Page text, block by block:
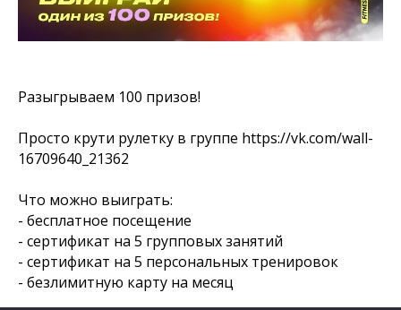
Разыгрываем 100 призов!
Просто крути рулетку в группе https://vk.com/wall-
16709640_21362
Что можно выиграть:
- бесплатное посещение
- сертификат на 5 групповых занятий
- сертификат на 5 персональных тренировок
- безлимитную карту на месяц